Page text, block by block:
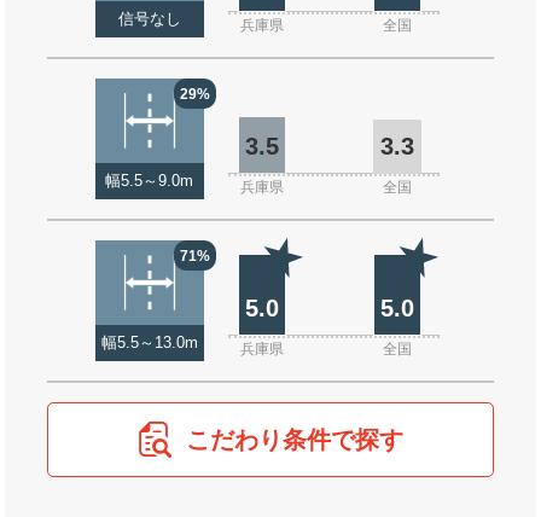
信号なし 兵庫県 全国
29%
幅5.5～9.0m
3.5 3.3
兵庫県 全国
71%
幅5.5～13.0m
5.0 5.0
兵庫県 全国
こだわり条件で探す